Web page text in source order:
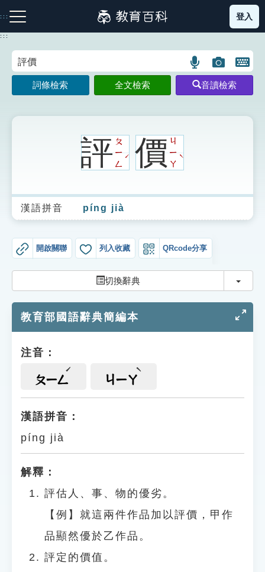
到
主
:::
注音索引圖示 筆畫索引圖示 部首索引表圖示
生字詞彙表
成語故事
索引選單
單字索引
遊戲專區
貓頭鷹博士
登入
:::
語
言
搜
圖
片
搜
開
鍵
圖
詞條檢索 全文檢索 音讀檢索
評ㄆ
ㄧ
ㄥ
ˊ 價ㄐ
ㄧ
ㄚ
ˋ
漢語拼音 píng jià
開啟關聯 列入收藏 QRcode分享
切換辭典 切換
教育部國語辭典簡編本
注音：
ㄆㄧㄥ ㄐㄧㄚ
漢語拼音：
píng jià
解釋：
評估人、事、物的優劣。
【例】就這兩件作品加以評價，甲作
品顯然優於乙作品。
評定的價值。